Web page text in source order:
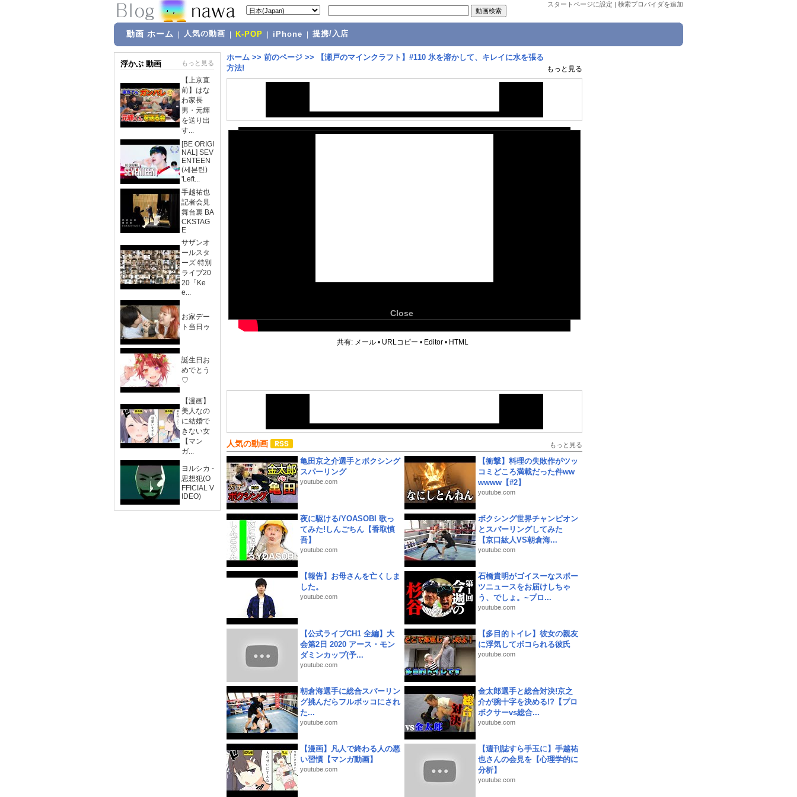
スタートページに設定 | 検索プロバイダを追加
動画 ホーム 人気の動画 K-POP iPhone 提携/入店
浮かぶ 動画 もっと見る
【上京直
前】はな
わ家長
男・元輝
を送り出
す...
[BE ORIGI
NAL] SEV
ENTEEN
(세븐틴)
'Left...
手越祐也
記者会見
舞台裏 BA
CKSTAG
E
サザンオ
ールスタ
ーズ 特別
ライブ20
20「Ke
e...
お家デー
ト当日ゥ
誕生日お
めでとう
♡
【漫画】
美人なの
に結婚で
きない女
【マン
ガ...
ヨルシカ -
思想犯(O
FFICIAL V
IDEO)
ホーム >> 前のページ >>
【瀬戸のマインクラフト】#110 氷を溶かして、キレイに水を張る
方法!
もっと見る
Close
共有: メール • URLコピー • Editor • HTML
人気の動画 もっと見る
亀田京之介選手とボクシング
スパーリング
youtube.com
【衝撃】料理の失敗作がツッ
コミどころ満載だった件ww
wwww【#2】
youtube.com
夜に駆ける/YOASOBI 歌っ
てみた!しんごちん【香取慎
吾】
youtube.com
ボクシング世界チャンピオン
とスパーリングしてみた
【京口紘人VS朝倉海...
youtube.com
【報告】お母さんを亡くしま
した。
youtube.com
石橋貴明がゴイスーなスポー
ツニュースをお届けしちゃ
う、でしょ。~プロ...
youtube.com
【公式ライブCH1 全編】大
会第2日 2020 アース・モン
ダミンカップ(予...
youtube.com
【多目的トイレ】彼女の親友
に浮気してボコられる彼氏
youtube.com
朝倉海選手に総合スパーリン
グ挑んだらフルボッコにされ
た...
youtube.com
金太郎選手と総合対決!京之
介が腕十字を決める!?【プロ
ボクサーvs総合...
youtube.com
【漫画】凡人で終わる人の悪
い習慣【マンガ動画】
youtube.com
【週刊誌すら手玉に】手越祐
也さんの会見を【心理学的に
分析】
youtube.com